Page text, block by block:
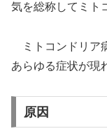
気を総称してミト
ミトコンドリア
あらゆる症状が現
原因